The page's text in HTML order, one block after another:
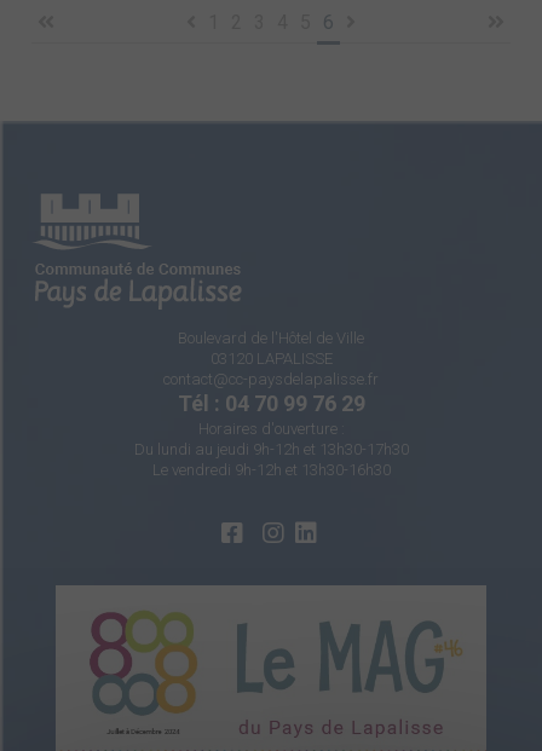
6
Boulevard de l'Hôtel de Ville
03120 LAPALISSE
contact@cc-paysdelapalisse.fr
Tél : 04 70 99 76 29
Horaires d'ouverture :
Du lundi au jeudi 9h-12h et 13h30-17h30
Le vendredi 9h-12h et 13h30-16h30